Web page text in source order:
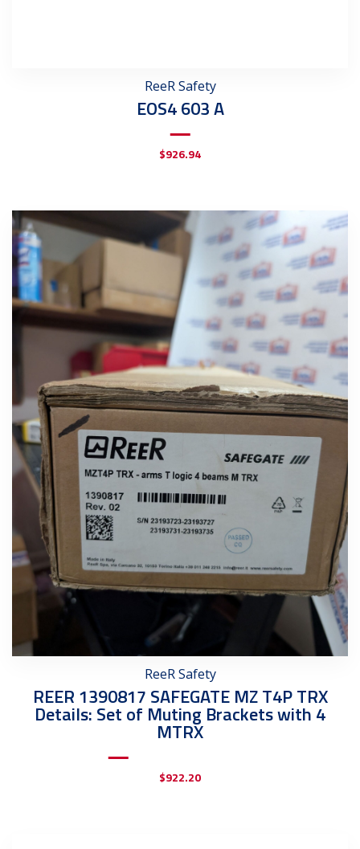
ReeR Safety
EOS4 603 A
$926.94
ReeR Safety
REER 1390817 SAFEGATE MZ T4P TRX
Details: Set of Muting Brackets with 4
MTRX
$922.20